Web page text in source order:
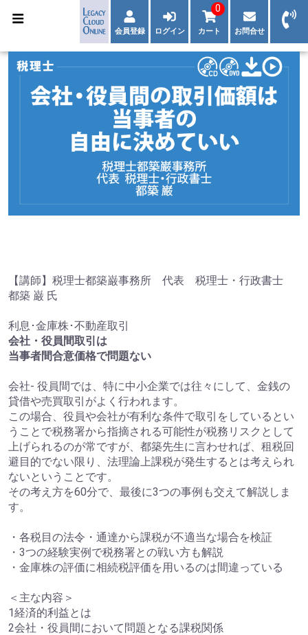
会員登録 ログイン カート
0
お問合せ
【講師】税理士都築巌事務所 代表 税理士・行政書士
都築 巌 氏
利息･金庫株･不動産取引
会社・役員間取引は
当事者間合意価格で問題ない
会社- 役員間では、特に中小企業では往々にして、金銭の
貸借や売買取引がよく行われます。
この場合、役員や会社が有利な条件で取引をしているとい
うことで税務署から指摘される可能性が税務リスクとして
上げられるのが常ですが、都築先生に言わせれば、租税回
避目的でない限り、法理論上課税が発生するとは考えられ
ないということです。
その考え方を60分で、最後に3つの事例も交えて解説しま
す。
・各税目の法令・通達から課税が不適当な場合を検証
・3つの経験実例で税務署との戦い方も解説
・金庫株の評価に相続税評価を用いるのは間違っている
＜主な内容＞
1経済的利益とは
2会社・役員間において問題となる課税関係